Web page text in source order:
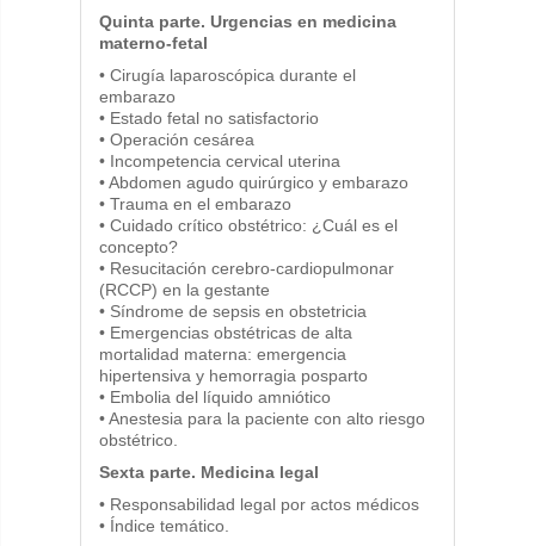
Quinta parte. Urgencias en medicina
materno-fetal
• Cirugía laparoscópica durante el
embarazo
• Estado fetal no satisfactorio
• Operación cesárea
• Incompetencia cervical uterina
• Abdomen agudo quirúrgico y embarazo
• Trauma en el embarazo
• Cuidado crítico obstétrico: ¿Cuál es el
concepto?
• Resucitación cerebro-cardiopulmonar
(RCCP) en la gestante
• Síndrome de sepsis en obstetricia
• Emergencias obstétricas de alta
mortalidad materna: emergencia
hipertensiva y hemorragia posparto
• Embolia del líquido amniótico
• Anestesia para la paciente con alto riesgo
obstétrico.
Sexta parte. Medicina legal
• Responsabilidad legal por actos médicos
• Índice temático.